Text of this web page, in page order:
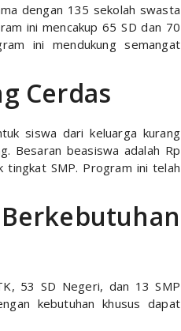
dengan 135 sekolah swasta
ini mencakup 65 SD dan 70
ini mendukung semangat
Cerdas
siswa dari keluarga kurang
Besaran beasiswa adalah Rp
SMP. Program ini telah
53 SD Negeri, dan 13 SMP
kebutuhan khusus dapat